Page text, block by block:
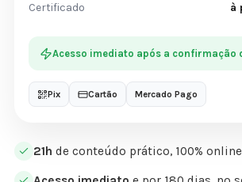
21h de conteúdo prático, 100% online
Certificado à
Acesso imediato após a confirmação
Pix Cartão Mercado Pago